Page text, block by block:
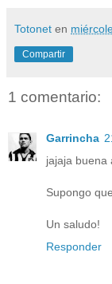
Totonet en
Compartir
1 comentario:
Garrincha
jajaja buena
Supongo
Un saludo!
Responder